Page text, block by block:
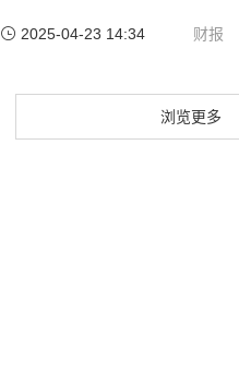
2025-04-23 14:34 财报
浏览更多